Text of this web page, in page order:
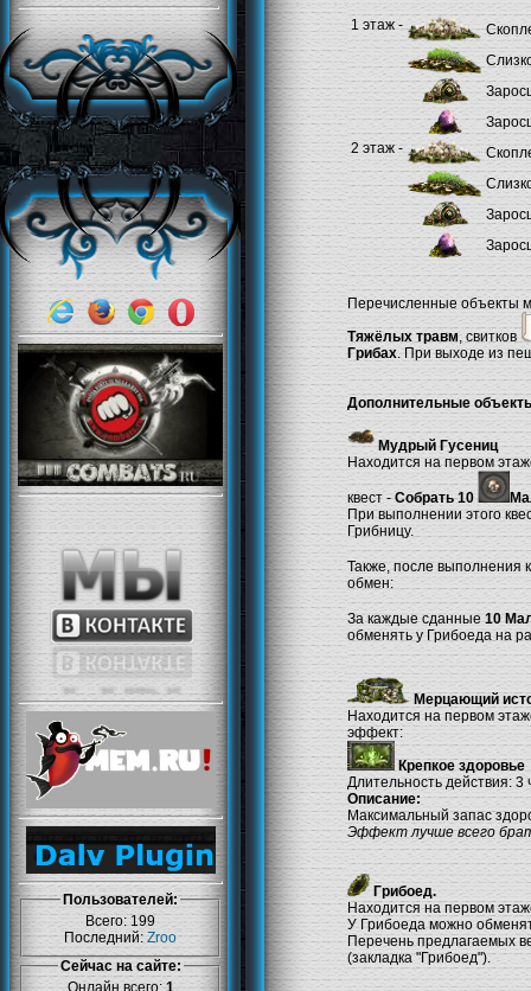
Пользователей:
Всего: 199
Последний:Zroo
Сейчас на сайте:
Онлайн всего:1
1 этаж -
2 этаж -
Перечисленные объекты
Тяжёлых травм, свитков
Грибах. При выходе из
Дополнительные
Мудрый Гусениц
Находится на первом
квест -Собрать 10
При выполнении этого
Грибницу.
Также, после выполнения
обмен:
За каждые сданные 10
обменять у Грибоеда на
Мерцающий
Находится на первом
эффект:
Крепкое здоровье
Длительность действия: 3
Описание:
Максимальный запас
Эффект лучше всего
Грибоед.
Находится на первом
У Грибоеда можно
Перечень предлагаемых
(закладка "Грибоед").